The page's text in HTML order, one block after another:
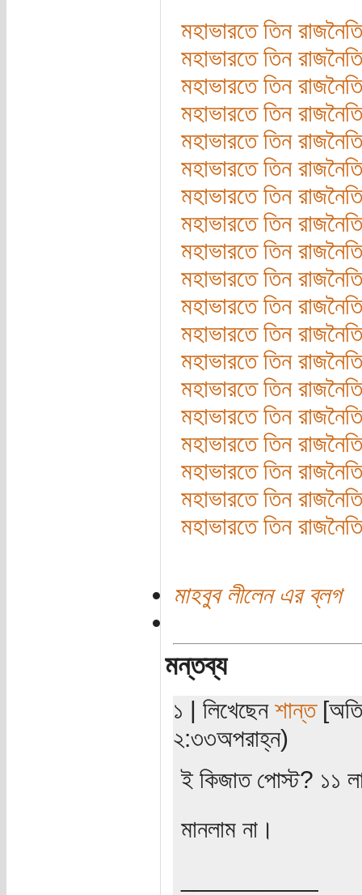
মহাভারতে তিন
মহাভারতে তিন
মহাভারতে তিন
মহাভারতে তিন
মহাভারতে তিন
মহাভারতে তিন
মহাভারতে তিন
মহাভারতে তিন
মহাভারতে তিন
মহাভারতে তিন
মহাভারতে তিন
মহাভারতে তিন
মহাভারতে তিন
মহাভারতে তিন
মহাভারতে তিন
মহাভারতে তিন
মহাভারতে তিন
মহাভারতে তিন
মহাভারতে তিন
মাহবুব লীলেন এর ব্লগ
মন্তব্য
১ | লিখেছেন শান্ত
২:৩৩অপরাহ্ন)
ই কিজাত পোস্ট? ১১
মানলাম না।